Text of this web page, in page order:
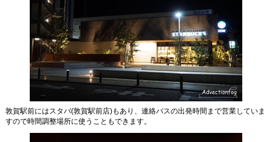
敦賀駅前にはスタバ(敦賀駅前店)もあり、連絡バスの出発時間まで営業していま
すので時間調整場所に使うこともできます。